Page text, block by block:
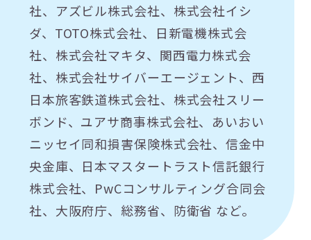
社、アズビル株式会社、株式会社イシ
ダ、TOTO株式会社、日新電機株式会
社、株式会社マキタ、関西電力株式会
社、株式会社サイバーエージェント、西
日本旅客鉄道株式会社、株式会社スリー
ボンド、ユアサ商事株式会社、あいおい
ニッセイ同和損害保険株式会社、信金中
央金庫、日本マスタートラスト信託銀行
株式会社、PwCコンサルティング合同会
社、大阪府庁、総務省、防衛省 など。